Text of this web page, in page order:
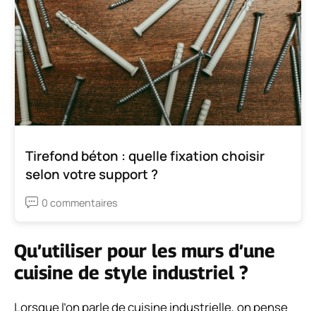
Tirefond béton : quelle fixation choisir
selon votre support ?
0 commentaires
Qu’utiliser pour les murs d’une
cuisine de style industriel ?
Lorsque l’on parle de cuisine industrielle, on pense